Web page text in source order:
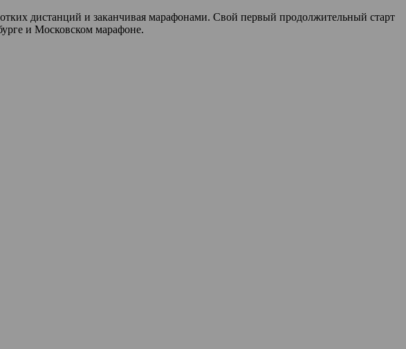
дистанций и заканчивая марафонами. Свой первый продолжительный старт
и Московском марафоне.